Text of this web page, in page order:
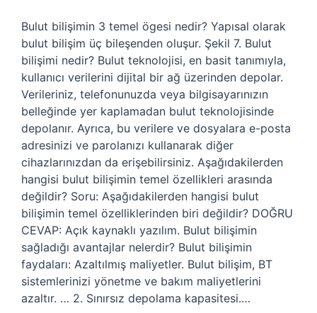
Bulut bilişimin 3 temel ögesi nedir? Yapısal olarak
bulut bilişim üç bileşenden oluşur. Şekil 7. Bulut
bilişimi nedir? Bulut teknolojisi, en basit tanımıyla,
kullanıcı verilerini dijital bir ağ üzerinden depolar.
Verileriniz, telefonunuzda veya bilgisayarınızın
belleğinde yer kaplamadan bulut teknolojisinde
depolanır. Ayrıca, bu verilere ve dosyalara e-posta
adresinizi ve parolanızı kullanarak diğer
cihazlarınızdan da erişebilirsiniz. Aşağıdakilerden
hangisi bulut bilişimin temel özellikleri arasında
değildir? Soru: Aşağıdakilerden hangisi bulut
bilişimin temel özelliklerinden biri değildir? DOĞRU
CEVAP: Açık kaynaklı yazılım. Bulut bilişimin
sağladığı avantajlar nelerdir? Bulut bilişimin
faydaları: Azaltılmış maliyetler. Bulut bilişim, BT
sistemlerinizi yönetme ve bakım maliyetlerini
azaltır. … 2. Sınırsız depolama kapasitesi.…